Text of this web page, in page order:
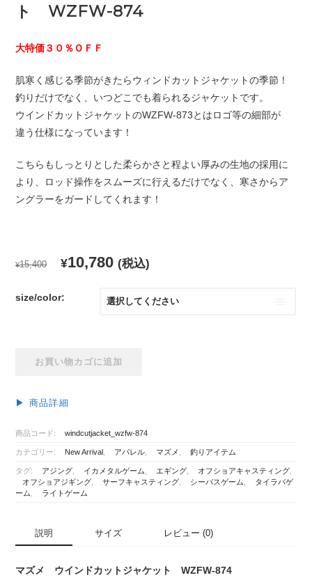
ト WZFW-874
大特価３０％ＯＦＦ
肌寒く感じる季節がきたらウィンドカットジャケットの季節！
釣りだけでなく、いつどこでも着られるジャケットです。
ウインドカットジャケットのWZFW-873とはロゴ等の細部が
違う仕様になっています！
こちらもしっとりとした柔らかさと程よい厚みの生地の採用に
より、ロッド操作をスムーズに行えるだけでなく、寒さからア
ングラーをガードしてくれます！
¥15,400
元
価
で
し
¥10,780現
価
¥10,780
で
(税込)
size/color:
ウ
ン
カ
ッ
ト
ッ
WZFW-
お買い物カゴに追加
▶︎ 商品詳細
商品コード: windcutjacket_wzfw-874
カテゴリー: New Arrival アパレル マズメ 釣りアイテム
タグ: アジング イカメタルゲーム エギング オフショアキャスティング
オフショアジギング
サーフキャスティング シーバスゲーム
タイラバゲ
ーム
ライトゲーム
説明 サイズ レビュー (0)
マズメ ウインドカットジャケット WZFW-874